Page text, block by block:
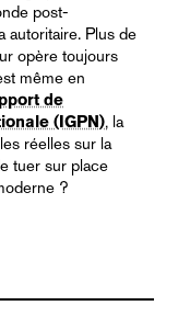
post-
autoritaire. Plus de
opère toujours
même en
de
(IGPN), la
réelles sur la
tuer sur place
?